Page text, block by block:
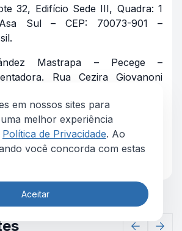
em nossos sites para
melhor experiência
Política de Privacidade. Ao
você concorda com estas
Aceitar
32, Edifício Sede III, Quadra: 1
Sul – CEP: 70073-901 –
Mastrapa – Pecege –
Rua Cezira Giovanoni
este artigo em PDF